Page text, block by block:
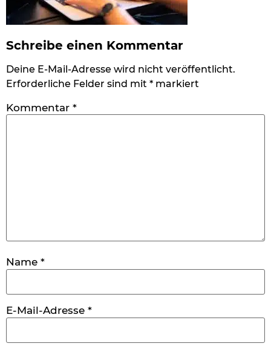
Schreibe einen Kommentar
Deine E-Mail-Adresse wird nicht veröffentlicht.
Erforderliche Felder sind mit * markiert
Kommentar *
Name *
E-Mail-Adresse *